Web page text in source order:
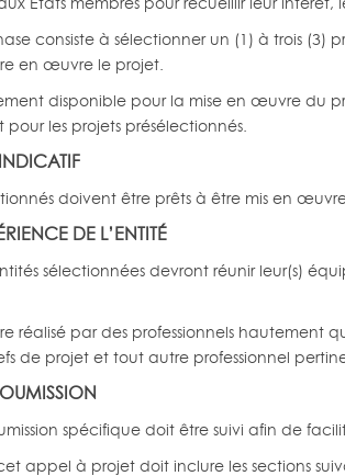
consiste à sélectionner un (1) à trois (3)
en œuvre le projet.
disponible pour la mise en œuvre du
pour les projets présélectionnés.
doivent être prêts à être mis en
DE L’ENTITÉ
sélectionnées devront réunir leur(s)
réalisé par des professionnels hautement
de projet et tout autre professionnel
spécifique doit être suivi afin de
appel à projet doit inclure les sections